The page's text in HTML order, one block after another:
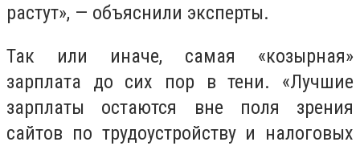
растут», — объяснили эксперты.
Так или иначе, самая «козырная»
зарплата до сих пор в тени. «Лучшие
зарплаты остаются вне поля зрения
сайтов по трудоустройству и налоговых